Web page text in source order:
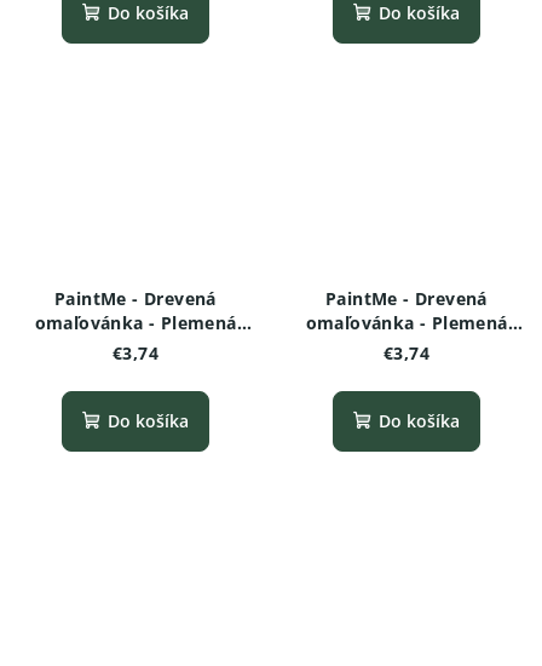
Do košíka Do košíka
PaintMe - Drevená
omaľovánka - Plemená
psov - Čivava
€3,74
Do košíka
PaintMe - Drevená
omaľovánka - Plemená
psov -Bulteriér
€3,74
Do košíka